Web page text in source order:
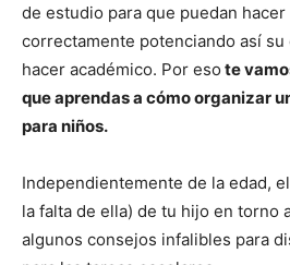
r
t
i
r
e
n
t
t
e
r
)
r
t
i
r
e
n
o
o
k
r
i
r
e
n
r
e
s
t
de estudio para que puedan hacer
correctamente potenciando así
hacer académico. Por eso te
que aprendas a cómo organizar
para niños.
Independientemente de la edad,
la falta de ella) de tu hijo en torno
algunos consejos infalibles para